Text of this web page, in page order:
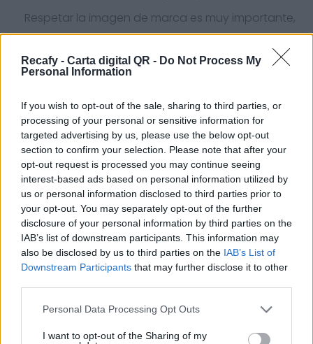
Recafy - Carta digital QR - Do Not Process My
Personal Information
If you wish to opt-out of the sale, sharing to third parties, or
processing of your personal or sensitive information for
targeted advertising by us, please use the below opt-out
section to confirm your selection. Please note that after your
opt-out request is processed you may continue seeing
interest-based ads based on personal information utilized by
us or personal information disclosed to third parties prior to
your opt-out. You may separately opt-out of the further
disclosure of your personal information by third parties on the
IAB’s list of downstream participants. This information may
also be disclosed by us to third parties on the IAB’s List of
Downstream Participants that may further disclose it to other
Please note that this website/app uses one or more Google
not limited to your visit or usage behaviour. You may click to
Personal Data Processing Opt Outs
I want to opt-out of the Sharing of my
Respetar la imagen de marca es muy importante,
por eso podrás personalizar la carta digital con
tu imagen y color corporativo. Contáctanos
para contratar la personalización avanzada.
Por eso hemos diseñado un sistema capaz de
ayudar a tu negocio a adaptarse a las
circunstancias actuales que nuestro país está
viviendo. Contamos con una carta de servicios
que pueden ayudarte a aminorar las cargas de
trabajo en tu negocio o empresa para que
puedas ofrecer a tus clientes la seguridad y el
apoyo que merecen. Llega la transformación
digital para quedarse. Menú digital QR para el
Nuestra carta digital es la forma más sencilla y